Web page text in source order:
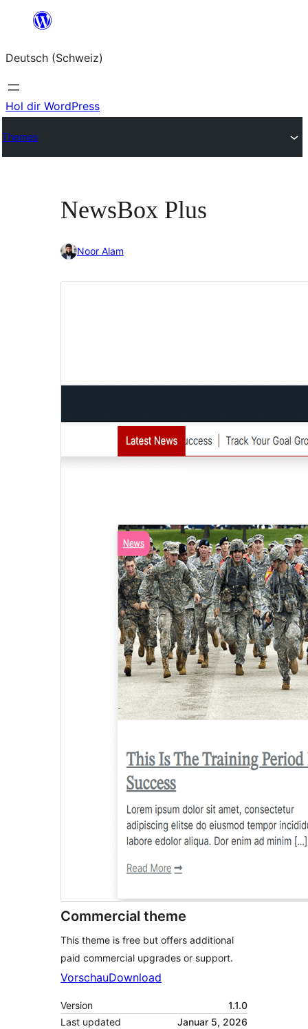
springen
Deutsch (Schweiz)
Hol dir WordPress
Themes
NewsBox Plus
Noor Alam
Commercial theme
This theme is free but offers additional
paid commercial upgrades or support.
VorschauDownload
Version
1.1.0
Last updated
Januar 5, 2026